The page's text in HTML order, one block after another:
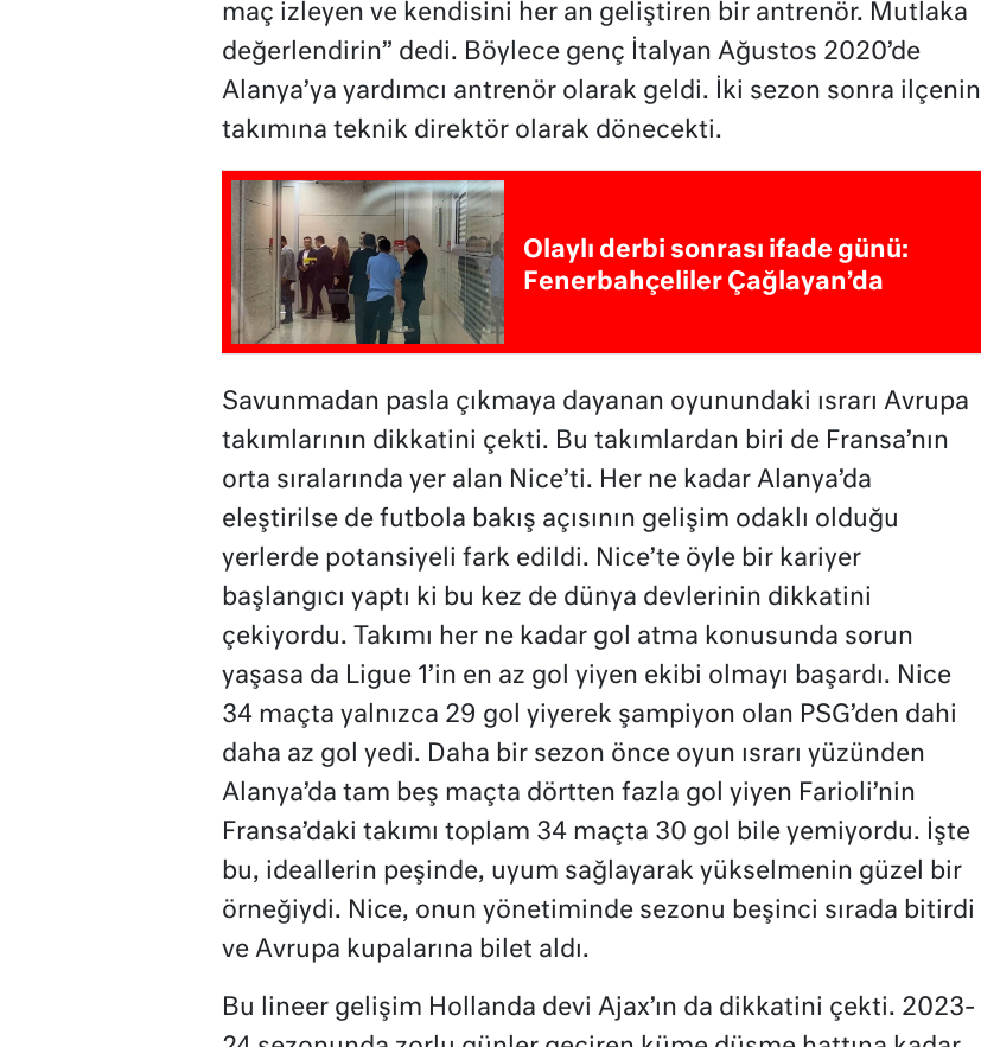
maç izleyen ve kendisini her an geliştiren bir antrenör. Mutlaka
değerlendirin” dedi. Böylece genç İtalyan Ağustos 2020’de
Alanya’ya yardımcı antrenör olarak geldi. İki sezon sonra ilçenin
takımına teknik direktör olarak dönecekti.
Olaylı derbi sonrası ifade günü:
Fenerbahçeliler Çağlayan’da
Savunmadan pasla çıkmaya dayanan oyunundaki ısrarı Avrupa
takımlarının dikkatini çekti. Bu takımlardan biri de Fransa’nın
orta sıralarında yer alan Nice’ti. Her ne kadar Alanya’da
eleştirilse de futbola bakış açısının gelişim odaklı olduğu
yerlerde potansiyeli fark edildi. Nice’te öyle bir kariyer
başlangıcı yaptı ki bu kez de dünya devlerinin dikkatini
çekiyordu. Takımı her ne kadar gol atma konusunda sorun
yaşasa da Ligue 1’in en az gol yiyen ekibi olmayı başardı. Nice
34 maçta yalnızca 29 gol yiyerek şampiyon olan PSG’den dahi
daha az gol yedi. Daha bir sezon önce oyun ısrarı yüzünden
Alanya’da tam beş maçta dörtten fazla gol yiyen Farioli’nin
Fransa’daki takımı toplam 34 maçta 30 gol bile yemiyordu. İşte
bu, ideallerin peşinde, uyum sağlayarak yükselmenin güzel bir
örneğiydi. Nice, onun yönetiminde sezonu beşinci sırada bitirdi
ve Avrupa kupalarına bilet aldı.
Bu lineer gelişim Hollanda devi Ajax’ın da dikkatini çekti. 2023-